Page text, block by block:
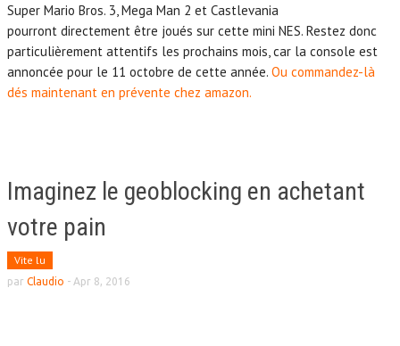
Super Mario Bros. 3, Mega Man 2 et Castlevania
pourront directement être joués sur cette mini NES. Restez donc
particulièrement attentifs les prochains mois, car la console est
annoncée pour le 11 octobre de cette année. Ou commandez-là
dés maintenant en prévente chez amazon.
Imaginez le geoblocking en achetant
votre pain
Vite lu
par Claudio - Apr 8, 2016